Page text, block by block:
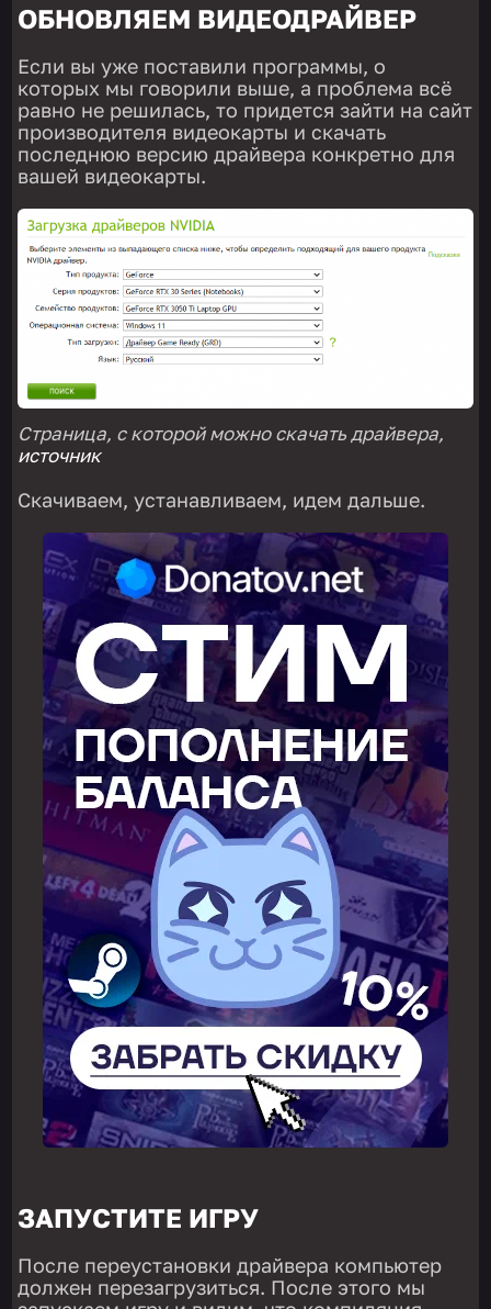
ОБНОВЛЯЕМ ВИДЕОДРАЙВЕР
Если вы уже поставили программы, о
которых мы говорили выше, а проблема всё
равно не решилась, то придется зайти на сайт
производителя видеокарты и скачать
последнюю версию драйвера конкретно для
вашей видеокарты.
Страница, с которой можно скачать драйвера,
источник
Скачиваем, устанавливаем, идем дальше.
ЗАПУСТИТЕ ИГРУ
После переустановки драйвера компьютер
должен перезагрузиться. После этого мы